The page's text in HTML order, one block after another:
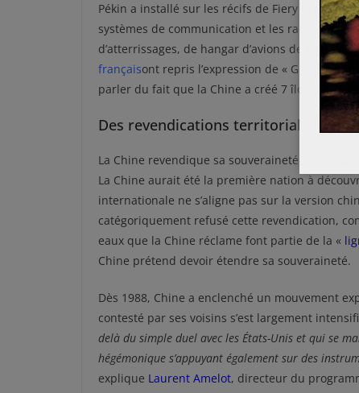
Pékin a installé sur les récifs de Fiery Cross et
systèmes de communication et les radars.
d’atterrissages, de hangar d’avions de
françaisont repris l’expression de « Grande
parler du fait que la Chine a créé 7 îlots
Des revendications territoriales
La Chine revendique sa souveraineté sur 90 %
La Chine aurait été la première nation à
internationale ne s’aligne pas sur la version
catégoriquement refusé cette revendication,
eaux que la Chine réclame font partie de la «
Chine prétend devoir étendre sa souveraineté.
Dès 1988, Chine a enclenché un mouvement
contesté par ses voisins s’est largement
delà du simple duel avec les États-Unis et qui se
hégémonique s’appuyant également sur des
explique Laurent Amelot, directeur du